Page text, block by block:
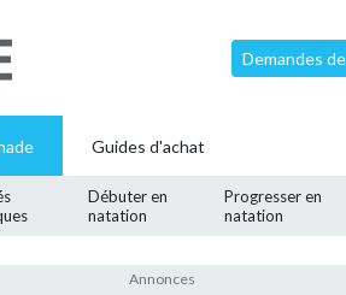
Demandes
Débuter en
natation
Progresser en
natation
Guides d'achat